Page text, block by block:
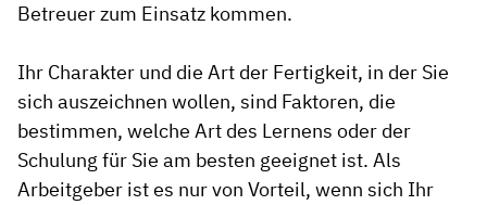
Betreuer zum Einsatz kommen.
Ihr Charakter und die Art der Fertigkeit, in der Sie
sich auszeichnen wollen, sind Faktoren, die
bestimmen, welche Art des Lernens oder der
Schulung für Sie am besten geeignet ist. Als
Arbeitgeber ist es nur von Vorteil, wenn sich Ihr